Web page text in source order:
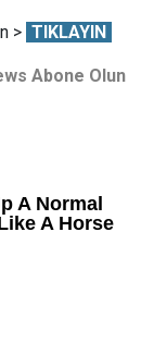
> TIKLAYIN
Abone Olun